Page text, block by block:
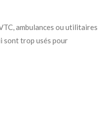
ambulances ou utilitaires
sont trop usés pour